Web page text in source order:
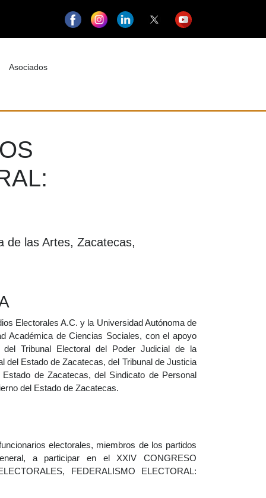
Asociados
de las Artes, Zacatecas,
Electorales A.C. y la Universidad Autónoma de
Académica de Ciencias Sociales, con el apoyo
del Tribunal Electoral del Poder Judicial de la
del Estado de Zacatecas, del Tribunal de Justicia
de Zacatecas, del Sindicato de Personal
del Estado de Zacatecas.
electorales, miembros de los partidos
a participar en el XXIV CONGRESO
FEDERALISMO ELECTORAL: